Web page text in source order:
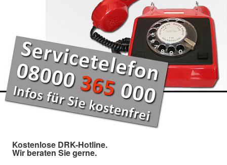
Kostenlose DRK-Hotline.
Wir beraten Sie gerne.